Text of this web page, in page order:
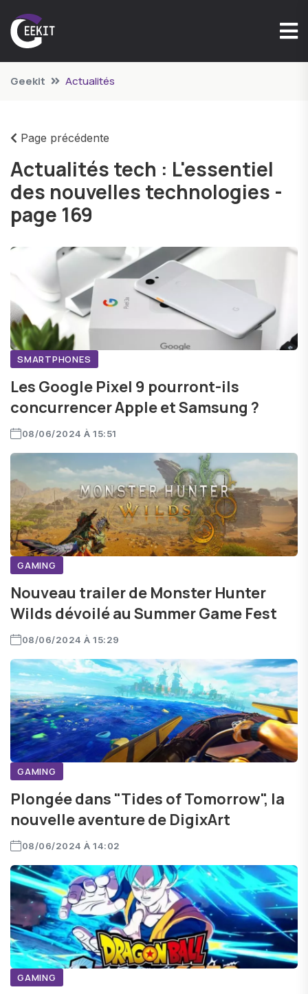
Geekit Actualités
Page précédente
Actualités tech : L'essentiel
des nouvelles technologies -
page 169
SMARTPHONES
Les Google Pixel 9 pourront-ils
concurrencer Apple et Samsung ?
08/06/2024 À 15:51
GAMING
Nouveau trailer de Monster Hunter
Wilds dévoilé au Summer Game Fest
08/06/2024 À 15:29
GAMING
Plongée dans "Tides of Tomorrow", la
nouvelle aventure de DigixArt
08/06/2024 À 14:02
GAMING